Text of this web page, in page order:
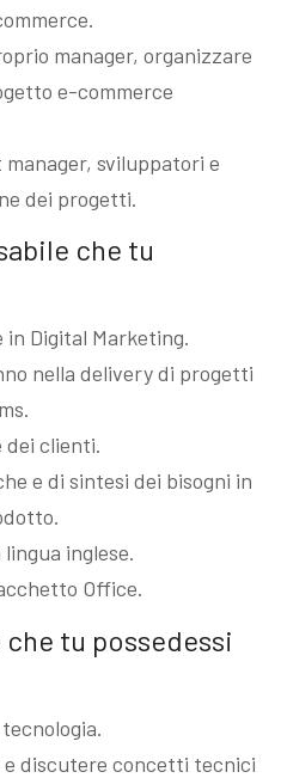
manager, organizzare
e-commerce
sviluppatori e
dei progetti.
che tu
in Digital Marketing.
nella delivery di progetti
dei clienti.
e di sintesi dei bisogni in
inglese.
Office.
tu possedessi
discutere concetti tecnici